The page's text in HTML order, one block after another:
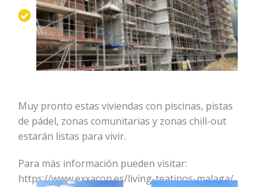
Muy pronto estas viviendas con piscinas, pistas
de pádel, zonas comunitarias y zonas chill-out
estarán listas para vivir.
Para más información pueden visitar:
https://www.exxacon.es/living-teatinos-malaga/